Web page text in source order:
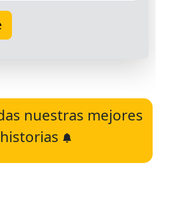
nuestras mejores
historias